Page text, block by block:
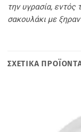
την υγρασία, εντός
σακουλάκι με
ΣΧΕΤΙΚΆ